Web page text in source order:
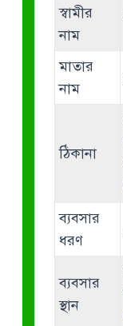
স্বামীর
নাম
মাতার
নাম
ঠিকানা
ব্যবসার
ধরণ
ব্যবসার
স্থান